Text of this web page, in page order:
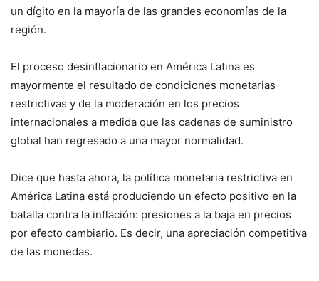
un dígito en la mayoría de las grandes economías de la
región.
El proceso desinflacionario en América Latina es
mayormente el resultado de condiciones monetarias
restrictivas y de la moderación en los precios
internacionales a medida que las cadenas de suministro
global han regresado a una mayor normalidad.
Dice que hasta ahora, la política monetaria restrictiva en
América Latina está produciendo un efecto positivo en la
batalla contra la inflación: presiones a la baja en precios
por efecto cambiario. Es decir, una apreciación competitiva
de las monedas.